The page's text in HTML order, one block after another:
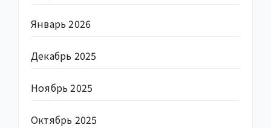
Январь 2026
Декабрь 2025
Ноябрь 2025
Октябрь 2025